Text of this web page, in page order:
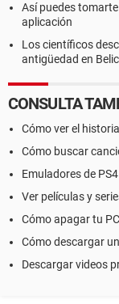
Así puedes
aplicación
Los científicos
antigüedad en
CONSULTA
Cómo ver el
Cómo buscar
Emuladores de
Ver películas y
Cómo apagar tu
Cómo descargar
Descargar videos